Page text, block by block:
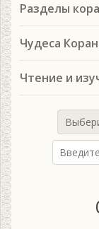
Разделы
Чудеса
Чтение и